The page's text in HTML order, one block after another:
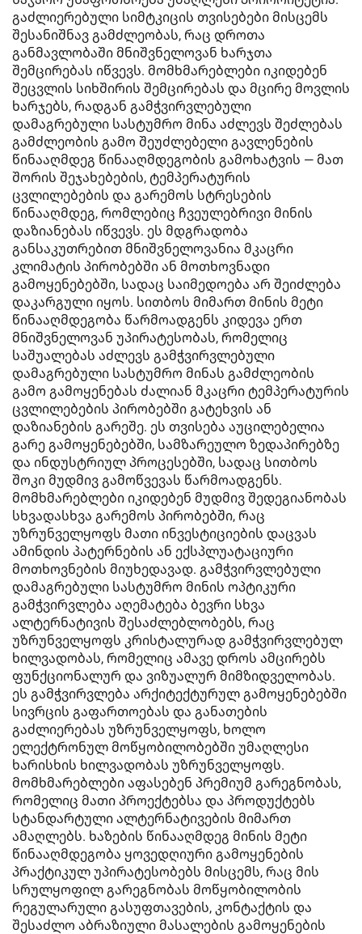
გაძლიერებული სიმტკიცის თვისებები მისცემს
შესანიშნავ გამძლეობას, რაც დროთა
განმავლობაში მნიშვნელოვან ხარჯთა
შემცირებას იწვევს. მომხმარებლები იკიდებენ
შეცვლის სიხშირის შემცირებას და მცირე მოვლის
ხარჯებს, რადგან გამჭვირვლებული
დამაგრებული სასტუმრო მინა აძლევს შეძლებას
გამძლეობის გამო შეუძლებელი გავლენების
წინააღმდეგ წინააღმდეგობის გამოხატვის — მათ
შორის შეჯახებების, ტემპერატურის
ცვლილებების და გარემოს სტრესების
წინააღმდეგ, რომლებიც ჩვეულებრივი მინის
დაზიანებას იწვევს. ეს მდგრადობა
განსაკუთრებით მნიშვნელოვანია მკაცრი
კლიმატის პირობებში ან მოთხოვნადი
გამოყენებებში, სადაც საიმედოება არ შეიძლება
დაკარგული იყოს. სითბოს მიმართ მინის მეტი
წინააღმდეგობა წარმოადგენს კიდევა ერთ
მნიშვნელოვან უპირატესობას, რომელიც
საშუალებას აძლევს გამჭვირვლებული
დამაგრებული სასტუმრო მინას გამძლეობის
გამო გამოყენებას ძალიან მკაცრი ტემპერატურის
ცვლილებების პირობებში გატეხვის ან
დაზიანების გარეშე. ეს თვისება აუცილებელია
გარე გამოყენებებში, სამზარეულო ზედაპირებზე
და ინდუსტრიულ პროცესებში, სადაც სითბოს
შოკი მუდმივ გამოწვევას წარმოადგენს.
მომხმარებლები იკიდებენ მუდმივ შედეგიანობას
სხვადასხვა გარემოს პირობებში, რაც
უზრუნველყოფს მათი ინვესტიციების დაცვას
ამინდის პატერნების ან ექსპლუატაციური
მოთხოვნების მიუხედავად. გამჭვირვლებული
დამაგრებული სასტუმრო მინის ოპტიკური
გამჭვირვლება აღემატება ბევრი სხვა
ალტერნატივის შესაძლებლობებს, რაც
უზრუნველყოფს კრისტალურად გამჭვირვლებულ
ხილვადობას, რომელიც ამავე დროს ამცირებს
ფუნქციონალურ და ვიზუალურ მიმზიდველობას.
ეს გამჭვირვლება არქიტექტურულ გამოყენებებში
სივრცის გაფართოებას და განათების
გაძლიერებას უზრუნველყოფს, ხოლო
ელექტრონულ მოწყობილობებში უმაღლესი
ხარისხის ხილვადობას უზრუნველყოფს.
მომხმარებლები აფასებენ პრემიუმ გარეგნობას,
რომელიც მათი პროექტებსა და პროდუქტებს
სტანდარტული ალტერნატივების მიმართ
ამაღლებს. ხაზების წინააღმდეგ მინის მეტი
წინააღმდეგობა ყოვედღიური გამოყენების
პრაქტიკულ უპირატესობებს მისცემს, რაც მის
სრულყოფილ გარეგნობას მოწყობილობის
რეგულარული გასუფთავების, კონტაქტის და
შესაძლო აბრაზიული მასალების გამოყენების